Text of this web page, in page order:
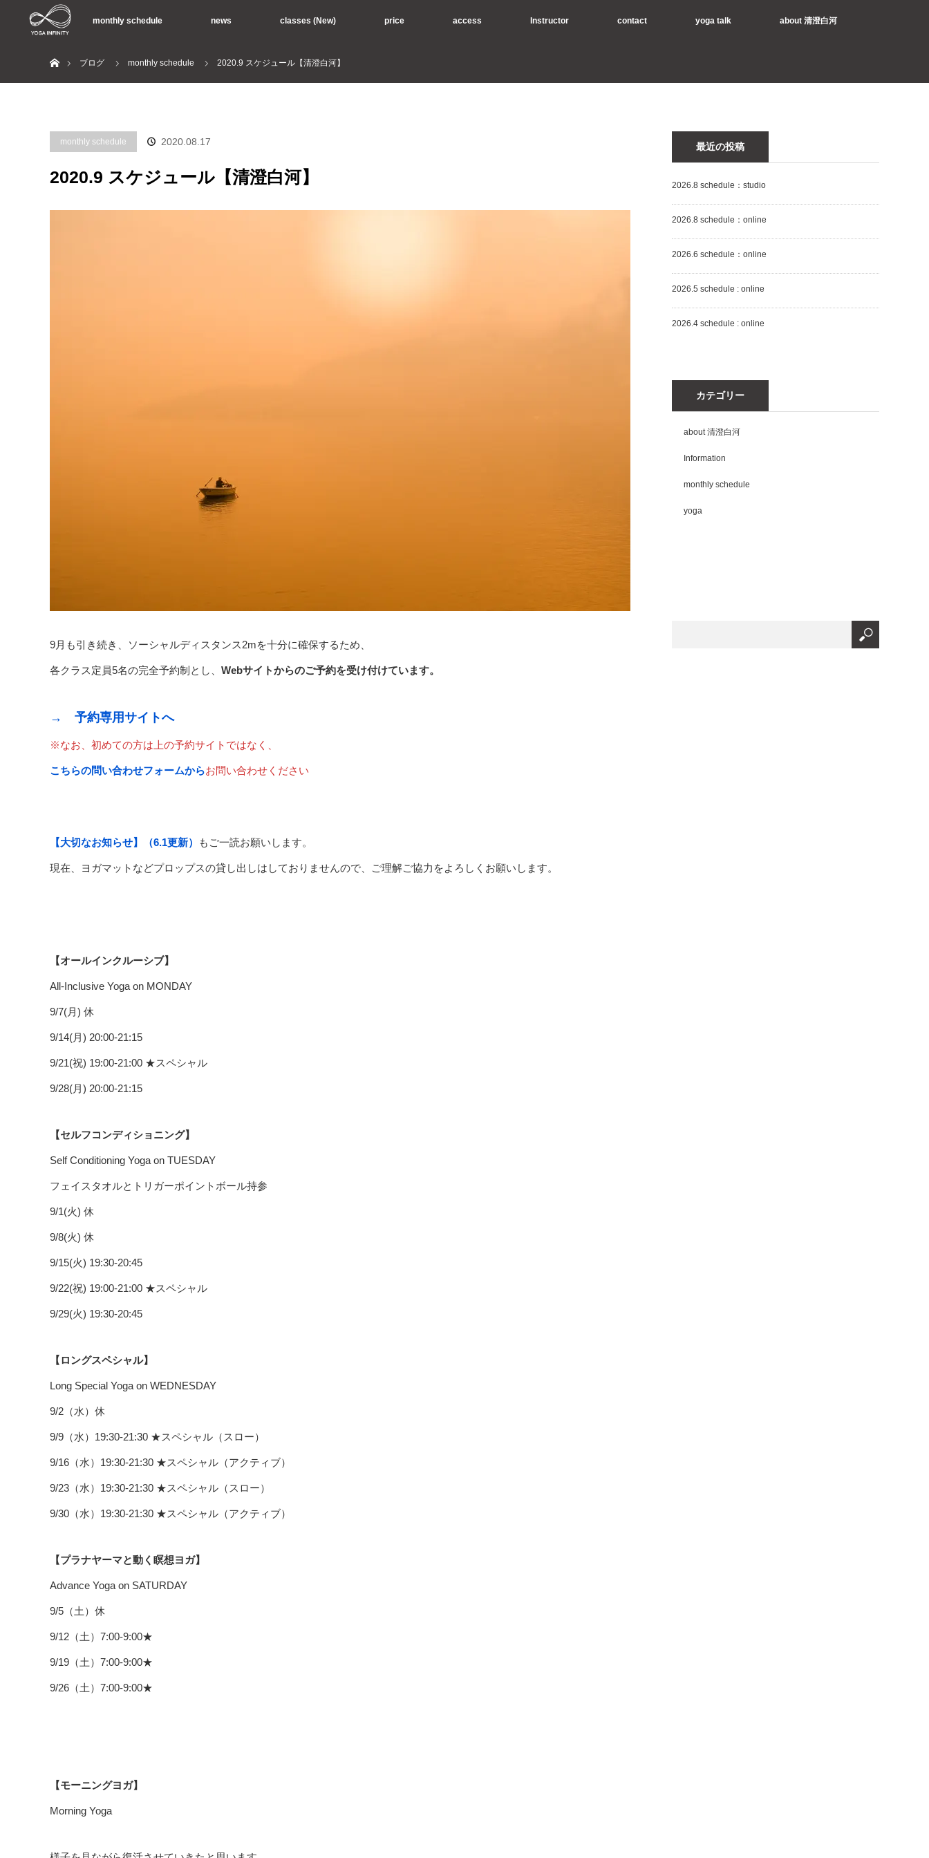
monthly schedule news classes (New) price access Instructor contact yoga talk about 清澄白河
ブログ
monthly schedule 2020.9 スケジュール【清澄白河】
monthly schedule 2020.08.17
2020.9 スケジュール【清澄白河】
9月も引き続き、ソーシャルディスタンス2mを十分に確保するため、
各クラス定員5名の完全予約制とし、 Webサイトからのご予約を受け付けています。
→ 予約専用サイトへ
※なお、初めての方は上の予約サイトではなく、
こちらの問い合わせフォームからお問い合わせください
【大切なお知らせ】（6.1更新） もご一読お願いします。
現在、ヨガマットなどプロップスの貸し出しはしておりませんので、ご理解ご協力をよろしくお願いします。
【オールインクルーシブ】
All-Inclusive Yoga on MONDAY
9/7(月) 休
9/14(月) 20:00-21:15
9/21(祝) 19:00-21:00 ★スペシャル
9/28(月) 20:00-21:15
【セルフコンディショニング】
Self Conditioning Yoga on TUESDAY
フェイスタオルとトリガーポイントボール持参
9/1(火) 休
9/8(火) 休
9/15(火) 19:30-20:45
9/22(祝) 19:00-21:00 ★スペシャル
9/29(火) 19:30-20:45
【ロングスペシャル】
Long Special Yoga on WEDNESDAY
9/2（水）休
9/9（水）19:30-21:30 ★スペシャル（スロー）
9/16（水）19:30-21:30 ★スペシャル（アクティブ）
9/23（水）19:30-21:30 ★スペシャル（スロー）
9/30（水）19:30-21:30 ★スペシャル（アクティブ）
【プラナヤーマと動く瞑想ヨガ】
Advance Yoga on SATURDAY
9/5（土）休
9/12（土）7:00-9:00★
9/19（土）7:00-9:00★
9/26（土）7:00-9:00★
【モーニングヨガ】
Morning Yoga
最近の投稿
2026.8 schedule：studio
2026.8 schedule：online
2026.6 schedule：online
2026.5 schedule : online
2026.4 schedule : online
カテゴリー
about 清澄白河
Information
monthly schedule
yoga